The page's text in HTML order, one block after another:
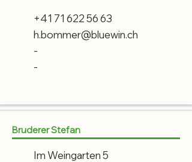
+41 71 622 56 63
h.bommer@bluewin.ch
-
-
Bruderer Stefan
Im Weingarten 5